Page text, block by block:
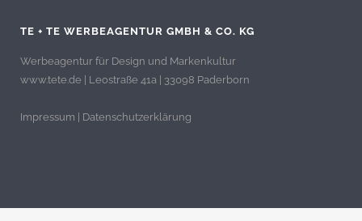
TE + TE WERBEAGENTUR GMBH & CO. KG
Werbeagentur für Design und Markenkultur
www.tete.de | Leostraße 41a | 33098 Paderborn
Impressum Datenschutzerklärung